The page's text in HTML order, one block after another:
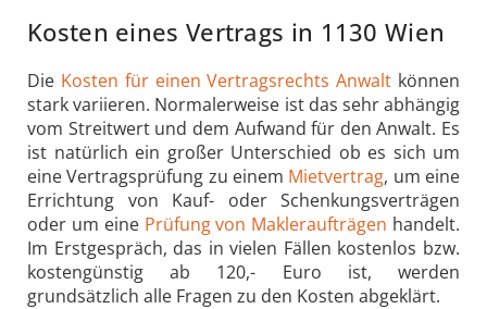
Kosten eines Vertrags in 1130 Wien
Die Kosten für einen Vertragsrechts Anwalt können
stark variieren. Normalerweise ist das sehr abhängig
vom Streitwert und dem Aufwand für den Anwalt. Es
ist natürlich ein großer Unterschied ob es sich um
eine Vertragsprüfung zu einem Mietvertrag, um eine
Errichtung von Kauf- oder Schenkungsverträgen
oder um eine Prüfung von Makleraufträgen handelt.
Im Erstgespräch, das in vielen Fällen kostenlos bzw.
kostengünstig ab 120,- Euro ist, werden
grundsätzlich alle Fragen zu den Kosten abgeklärt.